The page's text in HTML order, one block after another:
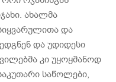
ახალმა
და
და უდიდესი
კი უყოყმანოდ
საწოლები,